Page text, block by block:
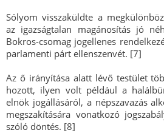
Sólyom visszaküldte a
az igazságtalan magánosítás jó
Bokros-csomag jogellenes
parlamenti párt ellenszenvét. [7]
Az ő irányítása alatt lévő testület
hozott, ilyen volt például a
elnök jogállásáról, a népszavazás
megszakítására vonatkozó
szóló döntés. [8]